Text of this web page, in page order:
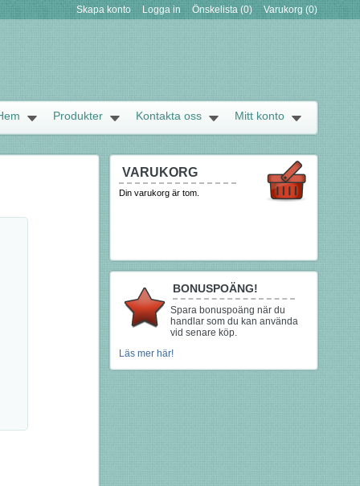
Skapa konto Logga in Önskelista (0) Varukorg (0)
Mitt konto
Kontakta oss
Produkter
VARUKORG
Din varukorg är tom.
BONUSPOÄNG!
Spara bonuspoäng när du
handlar som du kan använda
vid senare köp.
Läs mer här!